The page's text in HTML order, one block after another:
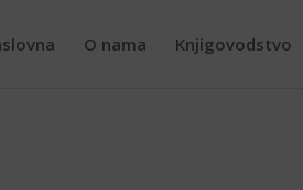
O nama Knjigovodstvo